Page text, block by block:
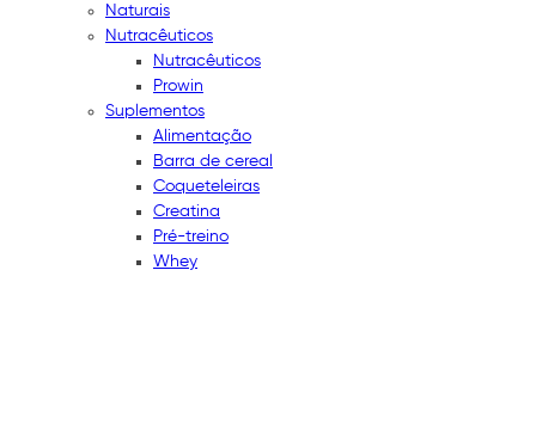
Naturais
Nutracêuticos
Nutracêuticos
Prowin
Suplementos
Alimentação
Barra de cereal
Coqueteleiras
Creatina
Pré-treino
Whey